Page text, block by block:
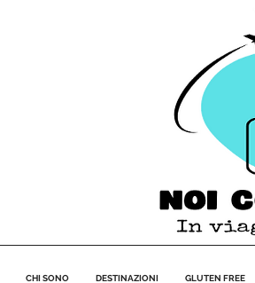
CHI SONO DESTINAZIONI GLUTEN FREE